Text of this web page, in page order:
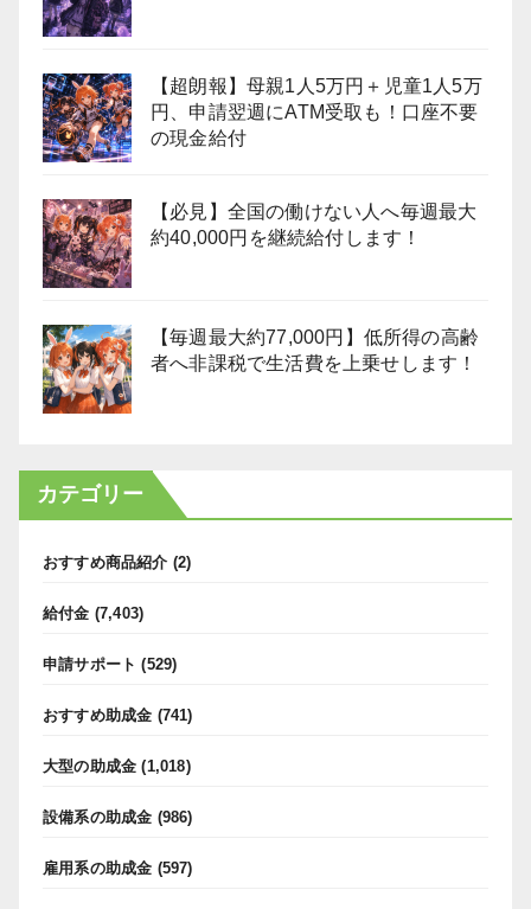
【超朗報】母親1人5万円＋児童1人5万
円、申請翌週にATM受取も！口座不要
の現金給付
【必見】全国の働けない人へ毎週最大
約40,000円を継続給付します！
【毎週最大約77,000円】低所得の高齢
者へ非課税で生活費を上乗せします！
カテゴリー
おすすめ商品紹介 (2)
給付金 (7,403)
申請サポート (529)
おすすめ助成金 (741)
大型の助成金 (1,018)
設備系の助成金 (986)
雇用系の助成金 (597)